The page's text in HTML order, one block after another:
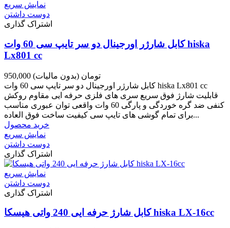
نمایش سریع
دوست داشتن
اشتراک گذاری
کابل شارژر اورجینال دو سر تایپ سی 60 وات hiska
Lx801 cc
950,000 تومان (بدون مالیات)
کابل شارژر اورجینال دو سر تایپ سی 60 وات hiska Lx801 cc
قابلیت شارژ فوق سریع سری های فلزی حرفه ایی مقاوم روکش
کنفی ضد گره خوردگی و پارگی 60 وات واقعی توان عبوری مناسب
برای تمام گوشی های تایپ سی کیفیت ساخت فوق العاده...
خرید محصول
نمایش سریع
دوست داشتن
اشتراک گذاری
نمایش سریع
دوست داشتن
اشتراک گذاری
کابل شارژ حرفه ایی 240 واتی هیسکا hiska LX-16cc